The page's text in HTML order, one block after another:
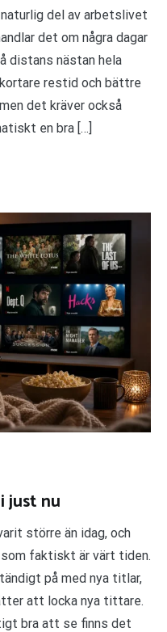
del av arbetslivet
det om några dagar
distans nästan hela
restid och bättre
det kräver också
en bra […]
just nu
större än idag, och
faktiskt är värt tiden.
på med nya titlar,
att locka nya tittare.
bra att se finns det